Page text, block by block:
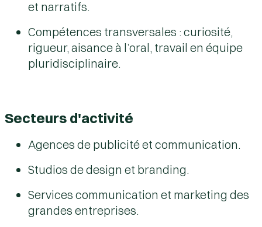
et narratifs.
Compétences transversales : curiosité,
rigueur, aisance à l’oral, travail en équipe
pluridisciplinaire.
Secteurs d'activité
Agences de publicité et communication.
Studios de design et branding.
Services communication et marketing des
grandes entreprises.